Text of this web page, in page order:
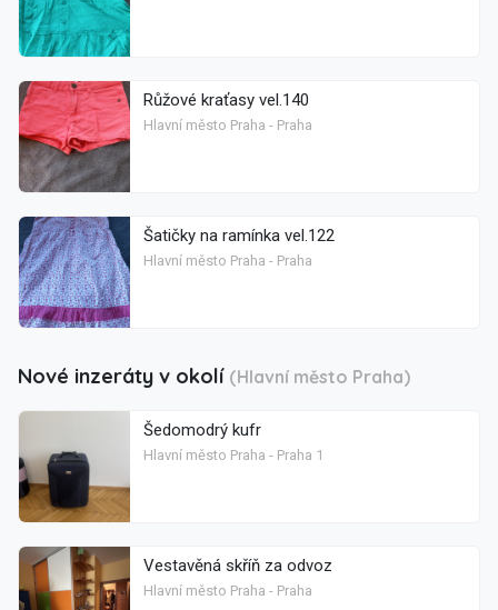
Růžové kraťasy vel.140
Hlavní město Praha - Praha
Šatičky na ramínka vel.122
Hlavní město Praha - Praha
Nové inzeráty v okolí (Hlavní město Praha)
Šedomodrý kufr
Hlavní město Praha - Praha 1
Vestavěná skříň za odvoz
Hlavní město Praha - Praha